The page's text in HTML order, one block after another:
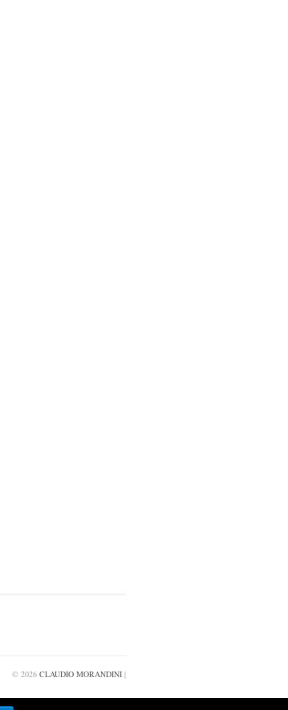
© 2026 CLAUDIO MORANDINI |